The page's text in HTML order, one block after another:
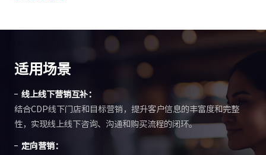
适用场景
线上线下营销互补：
结合CDP线下门店和目标营销，提升客户信息的丰富度和完整
性，实现线上线下咨询、沟通和购买流程的闭环。
定向营销：